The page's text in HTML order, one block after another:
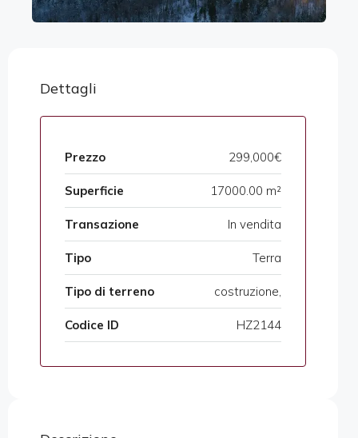
Dettagli
Prezzo 299,000€
Superficie 17000.00 m²
Transazione In vendita
Tipo Terra
Tipo di terreno costruzione,
Codice ID HZ2144